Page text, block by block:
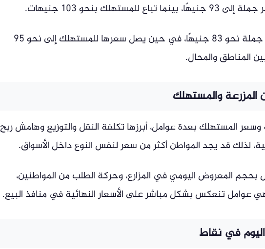
بنحو 103 جنيهات.
وسجلت كرتونة البيض الأبيض جملة نحو 83 جنيهًا، في حين يصل سعرها للمستهلك إلى نحو 95
المناطق والمحال.
والمستهلك
وسعر المستهلك بعدة عوامل، أبرزها تكلفة النقل والتوزيع وهامش ربح
لذلك قد يجد المواطن أكثر من سعر لنفس النوع داخل الأسواق.
بحجم المعروض اليومي في المزارع، وحركة الطلب من المواطنين،
عوامل تنعكس بشكل مباشر على الأسعار النهائية في منافذ البيع.
في نقاط